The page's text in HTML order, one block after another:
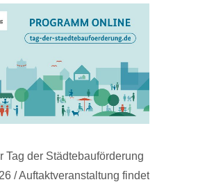
Tag der Städtebauförderung
/ Auftaktveranstaltung findet